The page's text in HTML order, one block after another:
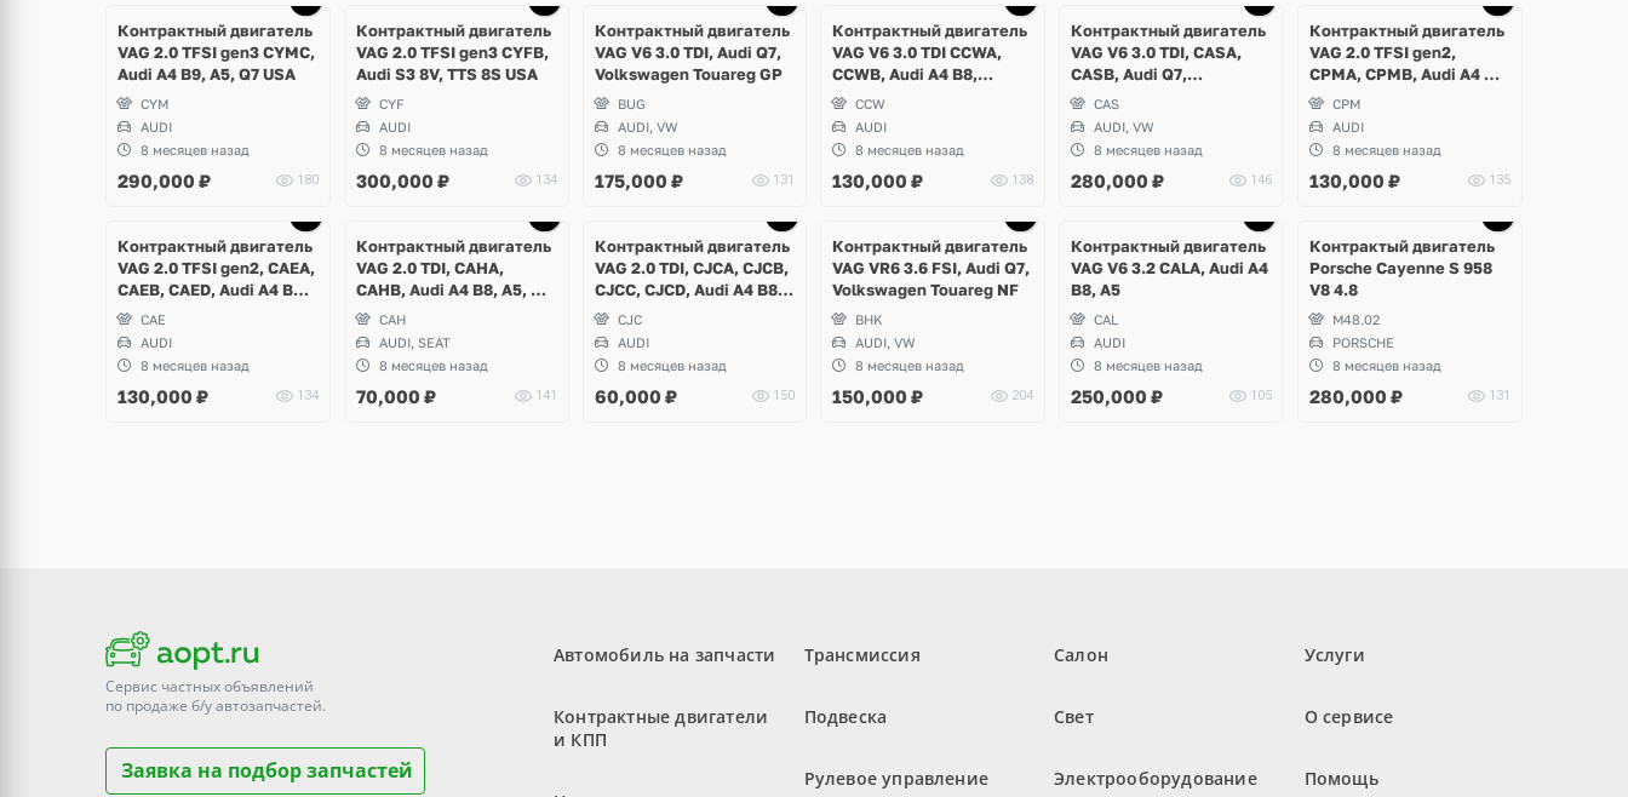
Контрактный двигатель
VAG 2.0 TFSI gen3 CYMC,
Audi A4 B9, A5, Q7 USA
CYM
AUDI
8 месяцев назад
290,000 ₽ 180
Контрактный двигатель
VAG 2.0 TFSI gen3 CYFB,
Audi S3 8V, TTS 8S USA
CYF
AUDI
8 месяцев назад
300,000 ₽ 134
Контрактный двигатель
VAG V6 3.0 TDI, Audi Q7,
Volkswagen Touareg GP
BUG
AUDI, VW
8 месяцев назад
175,000 ₽ 131
Контрактный двигатель
VAG V6 3.0 TDI CCWA,
CCWB, Audi A4 B8,
Allroad, Audi A5, Q5
CCW
AUDI
8 месяцев назад
130,000 ₽ 138
Контрактный двигатель
VAG V6 3.0 TDI, CASA,
CASB, Audi Q7,
Volkswagen Touareg GP
CAS
AUDI, VW
8 месяцев назад
280,000 ₽ 146
Контрактный двигатель
VAG 2.0 TFSI gen2,
CPMA, CPMB, Audi A4 B8,
Audi A5, Q5 USA
CPM
AUDI
8 месяцев назад
130,000 ₽ 135
Контрактный двигатель
VAG 2.0 TFSI gen2, CAEA,
CAEB, CAED, Audi A4 B8,
A5, A6 C7 USA
CAE
AUDI
8 месяцев назад
130,000 ₽ 134
Контрактный двигатель
VAG 2.0 TDI, CAHA,
CAHB, Audi A4 B8, A5, A6
C7, Seat Exeo ST
CAH
AUDI, SEAT
8 месяцев назад
70,000 ₽ 141
Контрактный двигатель
VAG 2.0 TDI, CJCA, CJCB,
CJCC, CJCD, Audi A4 B8,
A5, Q5
CJC
AUDI
8 месяцев назад
60,000 ₽ 150
Контрактный двигатель
VAG VR6 3.6 FSI, Audi Q7,
Volkswagen Touareg NF
BHK
AUDI, VW
8 месяцев назад
150,000 ₽ 204
Контрактный двигатель
VAG V6 3.2 CALA, Audi A4
B8, A5
CAL
AUDI
8 месяцев назад
250,000 ₽ 105
Контрактый двигатель
Porsche Cayenne S 958
V8 4.8
M48.02
PORSCHE
8 месяцев назад
280,000 ₽ 131
Сервис частных объявлений
по продаже б/уавтозапчастей.
Заявка на подбор запчастей
Автомобиль на запчасти
Контрактные двигатели
и КПП
Трансмиссия
Подвеска
Рулевое управление
Салон
Свет
Электрооборудование
Услуги
О сервисе
Помощь